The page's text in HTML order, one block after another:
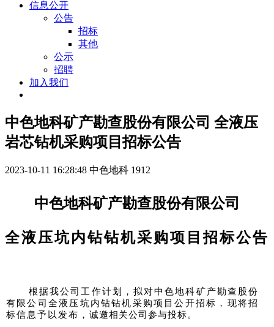
信息公开
公告
招标
其他
公示
招聘
加入我们
中色地科矿产勘查股份有限公司 全液压
岩芯钻机采购项目招标公告
2023-10-11 16:28:48 中色地科 1912
中色地科矿产勘查股份有限公司
全液压坑内钻钻机采购项目招标公告
根据我公司工作计划，拟对中色地科矿产勘查股份
有限公 司全液压 坑内钻钻机采购项目公开招标，现将招
标信息予以 发布， 诚邀相关公司参与投标。